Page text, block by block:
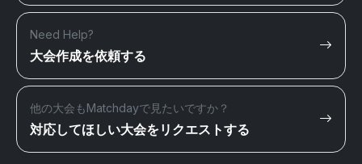
Need Help?
大会作成を依頼する
他の大会もMatchdayで見たいですか？
対応してほしい大会をリクエストする